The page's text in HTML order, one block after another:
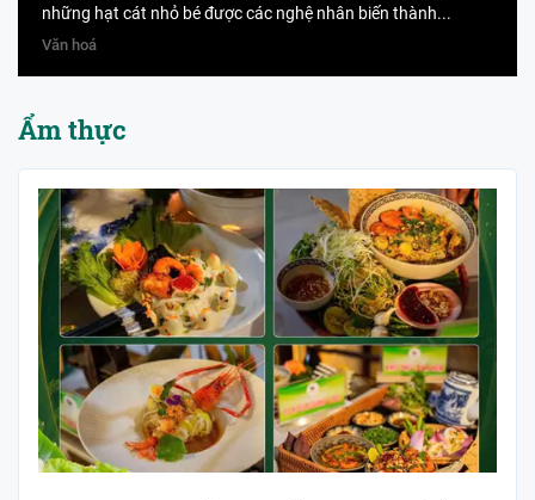
những hạt cát nhỏ bé được các nghệ nhân biến thành...
Văn hoá
Ẩm thực